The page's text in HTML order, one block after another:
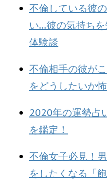
不倫している彼
い…彼の気持ち
体験談
不倫相手の彼が
をどうしたいか
2020年の運勢占
を鑑定！
不倫女子必見！
をしたくなる「